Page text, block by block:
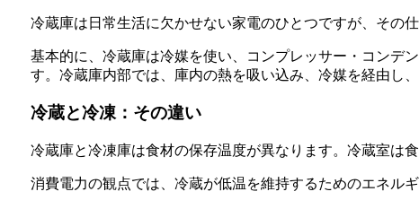
冷蔵庫は日常生活に欠かせない家電のひとつですが、その
基本的に、冷蔵庫は冷媒を使い、コンプレッサー・コンデ
す。冷蔵庫内部では、庫内の熱を吸い込み、冷媒を経由し
冷蔵と冷凍：その違い
冷蔵庫と冷凍庫は食材の保存温度が異なります。冷蔵室は
消費電力の観点では、冷蔵が低温を維持するためのエネル